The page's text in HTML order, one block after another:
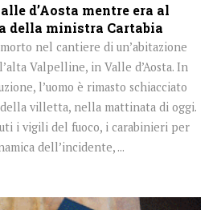
d’Aosta mentre era al
della ministra Cartabia
nel cantiere di un’abitazione
Valpelline, in Valle d’Aosta. In
l’uomo è rimasto schiacciato
villetta, nella mattinata di oggi.
i vigili del fuoco, i carabinieri per
dell’incidente, ...